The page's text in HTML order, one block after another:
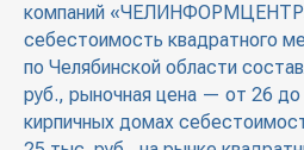
компаний
себестоимость квадратного
по Челябинской области
руб., рыночная цена — от 26
кирпичных домах